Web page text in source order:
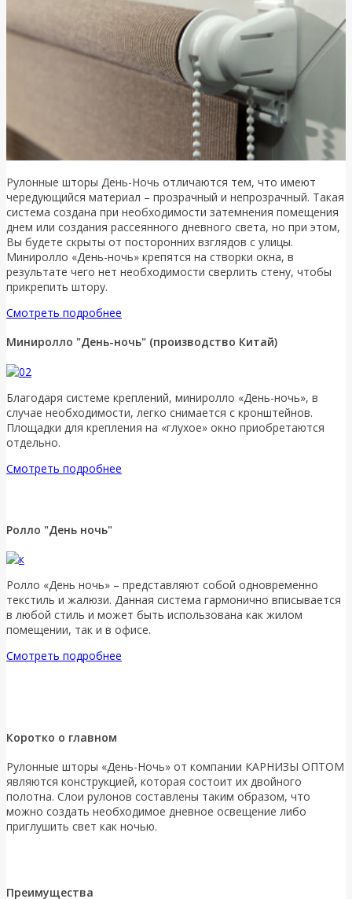
Рулонные шторы День-Ночь отличаются тем, что имеют
чередующийся материал – прозрачный и непрозрачный. Такая
система создана при необходимости затемнения помещения
днем или создания рассеянного дневного света, но при этом,
Вы будете скрыты от посторонних взглядов с улицы.
Миниролло «День-ночь» крепятся на створки окна, в
результате чего нет необходимости сверлить стену, чтобы
прикрепить штору.
Смотреть подробнее
Миниролло "День-ночь" (производство Китай)
Благодаря системе креплений, миниролло «День-ночь», в
случае необходимости, легко снимается с кронштейнов.
Площадки для крепления на «глухое» окно приобретаются
отдельно.
Смотреть подробнее
Ролло "День ночь"
Ролло «День ночь» – представляют собой одновременно
текстиль и жалюзи. Данная система гармонично вписывается
в любой стиль и может быть использована как жилом
помещении, так и в офисе.
Смотреть подробнее
Коротко о главном
Рулонные шторы «День-Ночь» от компании КАРНИЗЫ ОПТОМ
являются конструкцией, которая состоит их двойного
полотна. Слои рулонов составлены таким образом, что
можно создать необходимое дневное освещение либо
приглушить свет как ночью.
Преимущества